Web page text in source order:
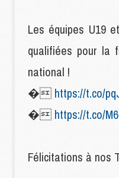
Les équipes U19
qualifiées pour la
national !
� https://t.co/
� https://t.co/
Félicitations à nos